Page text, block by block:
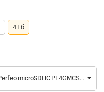
4 Гб
Карта памяти Perfeo microSDHC PF4GMCSH10ES 4GB